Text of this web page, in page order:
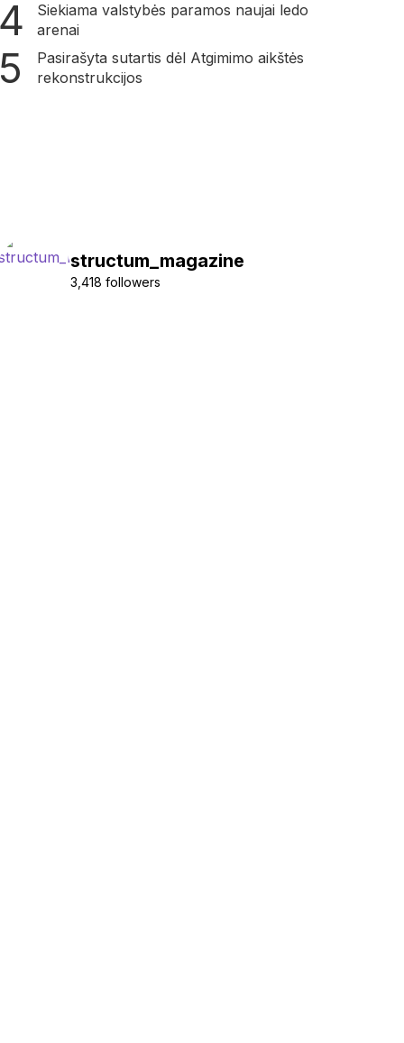
Siekiama valstybės paramos naujai ledo
arenai
Pasirašyta sutartis dėl Atgimimo aikštės
rekonstrukcijos
structum_magazine
3,418 followers